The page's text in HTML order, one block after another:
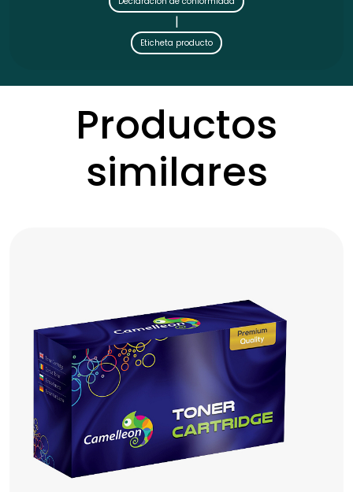
|
Eticheta producto
Productos
similares